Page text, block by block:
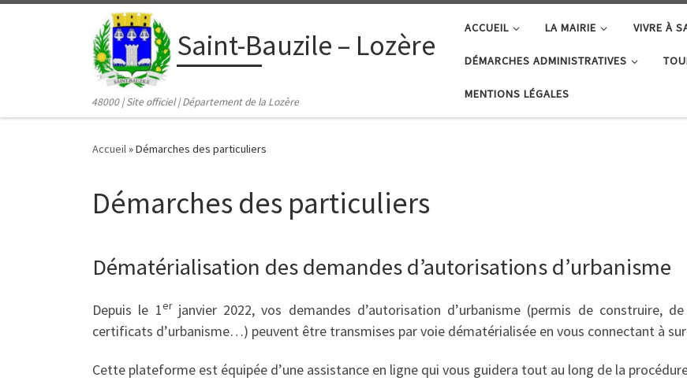
Passer au contenu
Saint-Bauzile – Lozère
48000 | Site officiel | Département de la Lozère
ACCUEIL LA MAIRIE VIVRE À
DÉMARCHES ADMINISTRATIVES
MENTIONS LÉGALES
Accueil»Démarches des particuliers
Démarches des particuliers
Dématérialisation des demandes d’autorisations d’urbanisme
Depuis le 1erjanvier 2022, vos demandes d’autorisation d’urbanisme (permis de construire,
certificats d’urbanisme…) peuvent être transmises par voie dématérialisée en vous connectant à
Cette plateforme est équipée d’une assistance en ligne qui vous guidera tout au long de la